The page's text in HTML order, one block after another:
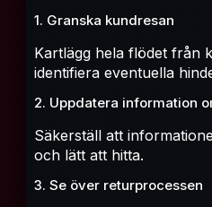
1. Granska kundresan
Kartlägg hela flödet från
identifiera eventuella
2. Uppdatera information
Säkerställ att
och lätt att hitta.
3. Se över returprocessen